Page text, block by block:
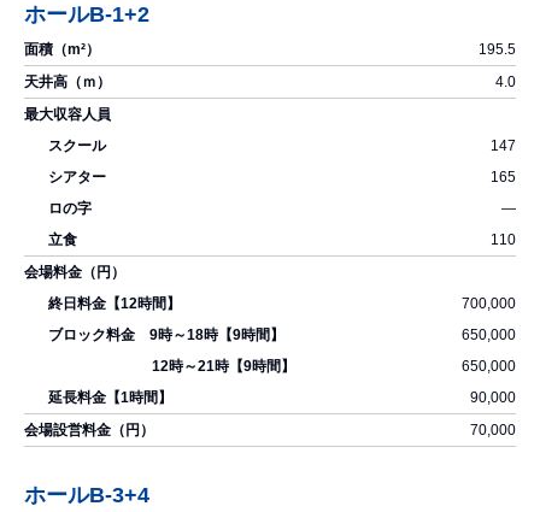
ホールB-1+2
195.5
4.0
147
165
―
110
700,000
650,000
650,000
90,000
70,000
ホールB-3+4